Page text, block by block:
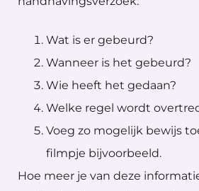
Wat is er gebeurd?
Wanneer is het gebeurd?
Wie heeft het gedaan?
Welke regel wordt
Voeg zo mogelijk bewijs
filmpje bijvoorbeeld.
Hoe meer je van deze